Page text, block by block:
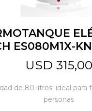
ES080M1X-
USD 315,00
de 80 litros: ideal para
personas
Aire Libre